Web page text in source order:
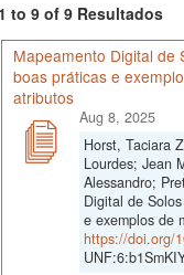
to 9 of 9 Resultados
Mapeamento Digital de
boas práticas e
atributos
Aug 8, 2025
Horst, Taciara
Lourdes; Jean
Alessandro;
Digital de
e exemplos de
https://doi.org/